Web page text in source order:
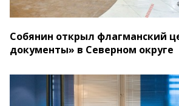
Собянин открыл флагманский
документы» в Северном округе